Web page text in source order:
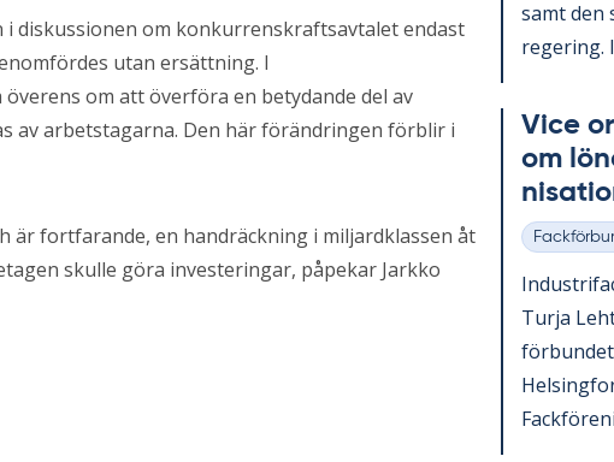
i diskussionen om konkurrenskraftsavtalet endast
utan ersättning. I
om att överföra en betydande del av
av arbetstagarna. Den här förändringen förblir i
är fortfarande, en handräckning i miljardklassen åt
skulle göra investeringar, påpekar Jarkko
samt den
re­ge­ring.
Vice
om
Kategorier
Turja